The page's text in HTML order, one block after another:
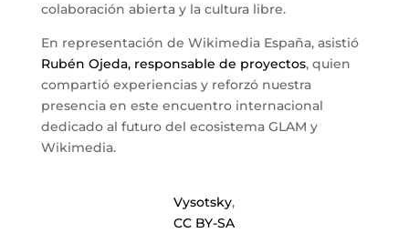
colaboración abierta y la cultura libre.
En representación de Wikimedia España, asistió
Rubén Ojeda, responsable de proyectos, quien
compartió experiencias y reforzó nuestra
presencia en este encuentro internacional
dedicado al futuro del ecosistema GLAM y
Wikimedia.
Vysotsky,
CC BY-SA